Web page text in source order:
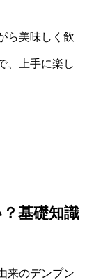
ら美味しく飲
、上手に楽し
基礎知識
来のデンプン